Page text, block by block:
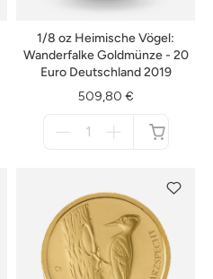
1/8 oz Heimische Vögel:
Wanderfalke Goldmünze - 20
Euro Deutschland 2019
509,80 €